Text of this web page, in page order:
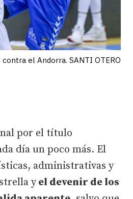
el Andorra. SANTI OTERO
por el título
día un poco más. El
administrativas y
yel devenir de los